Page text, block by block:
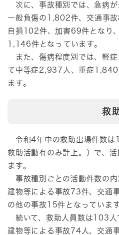
次に、事故種別では、急病
一般負傷の1,802件、交通事
自損102件、加害69件となり
1,146件となっています。
また、傷病程度別では、軽
て中等症2,937人、重症
ます。
救
令和4年中の救助出場件数は
救助活動有のみ計上。）で、
ます。
事故種別ごとの活動件数の
建物等による事故73件、交通
の他の事故15件となっています
続いて、救助人員数は103人
建物等による事故74人、交通